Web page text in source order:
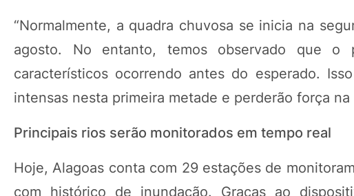
“Normalmente, a quadra chuvosa se inicia na
agosto. No entanto, temos observado que o
característicos ocorrendo antes do esperado.
intensas nesta primeira metade e perderão força
Principais rios serão monitorados em tempo real
Hoje, Alagoas conta com 29 estações de
com histórico de inundação. Graças ao